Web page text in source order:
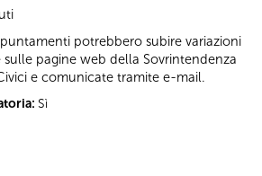
potrebbero subire variazioni
pagine web della Sovrintendenza
e comunicate tramite e-mail.
Sì